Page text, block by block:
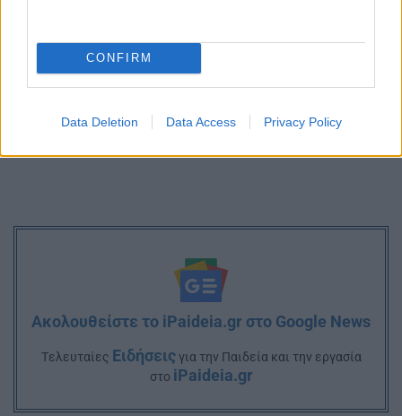
CONFIRM
Data Deletion Data Access Privacy Policy
Ακολουθείστε το iPaideia.gr στο Google News
Tελευταίες Ειδήσειςγια την Παιδεία και την εργασία
στο iPaideia.gr